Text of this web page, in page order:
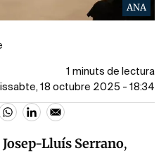
ANA
1 minuts de lectura
18 octubre 2025 - 18:34
Josep-Lluís Serrano,